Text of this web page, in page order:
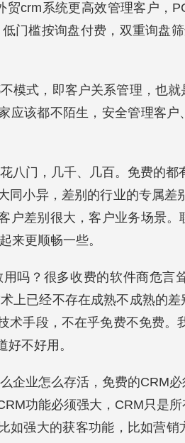
贸crm系统更高效管理客户，
门槛按询盘付费，双重询盘
模式，即客户关系管理，也
应该都不陌生，安全管理客
八门，几千、几百。免费的
同小异，差别的行业的专属差
户差别很大，客户业务场景
来更顺畅一些。
吗？很多收费的软件商危言
上已经不存在成熟不成熟的
术手段，不在乎免费不免费
不好用。
企业怎么存活，免费的CRM
功能必须强大，CRM只是
如强大的获客功能，比如营